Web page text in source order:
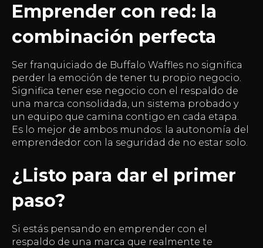
Emprender con red: la
combinación perfecta
Ser franquiciado de Buffalo Waffles no significa
perder la emoción de tener tu propio negocio.
Significa tener ese negocio con el respaldo de
una marca consolidada, un sistema probado y
un equipo que camina contigo en cada etapa.
Es lo mejor de ambos mundos: la autonomía del
emprendedor con la seguridad de no estar solo.
¿Listo para dar el primer
paso?
Si estás pensando en emprender con el
respaldo de una marca que realmente te